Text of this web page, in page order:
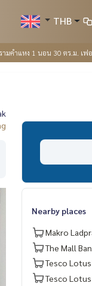
THB
ามคำแหง 1 นอน 30 ตร.ม. เฟ
Nearby places
Makro
The Mall
Tesco Lotus
Tesco